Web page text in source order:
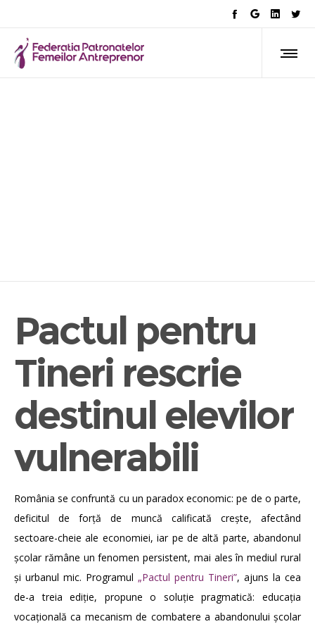
Pactul pentru
Tineri rescrie
destinul elevilor
vulnerabili
România se confruntă cu un paradox economic: pe de o parte,
deficitul de forță de muncă calificată crește, afectând
sectoare-cheie ale economiei, iar pe de altă parte, abandonul
școlar rămâne un fenomen persistent, mai ales în mediul rural
și urbanul mic. Programul „Pactul pentru Tineri”, ajuns la cea
de-a treia ediție, propune o soluție pragmatică: educația
vocațională ca mecanism de combatere a abandonului școlar